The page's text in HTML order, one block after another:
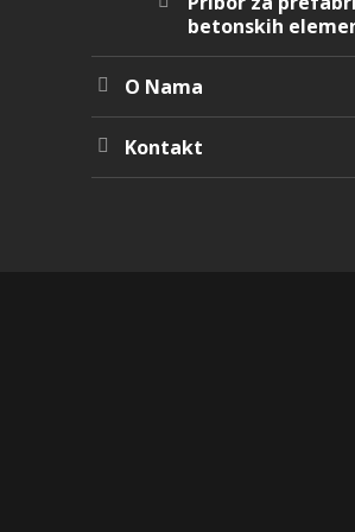
betonskih
O Nama
Kontakt